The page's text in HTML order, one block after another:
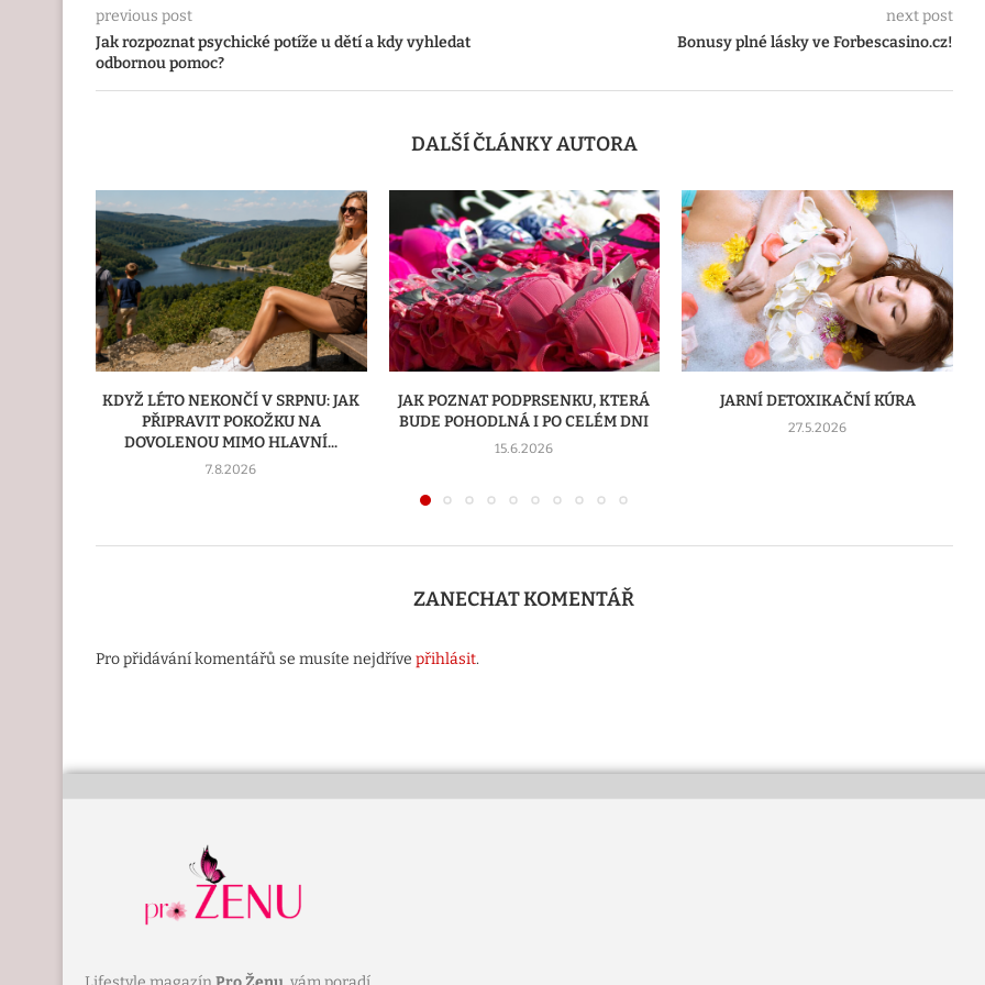
previous post
Jak rozpoznat psychické potíže u dětí a kdy vyhledat
odbornou pomoc?
next post
Bonusy plné lásky ve Forbescasino.cz!
DALŠÍ ČLÁNKY AUTORA
JAK POZNAT PODPRSENKU, KTERÁ
BUDE POHODLNÁ I PO CELÉM DNI
15.6.2026
JARNÍ DETOXIKAČNÍ KÚRA
27.5.2026
JARNÍ SHEDDING: PROČ NA JAŘE
VÍCE PADAJÍ VLASY A JAK JE
ZANECHAT KOMENTÁŘ
Pro přidávání komentářů se musíte nejdříve přihlásit.